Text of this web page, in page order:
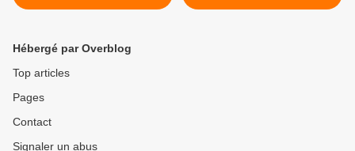
29 septembre)
social du Vermandois ce
Hébergé par Overblog
Top articles
Pages
Contact
Signaler un abus